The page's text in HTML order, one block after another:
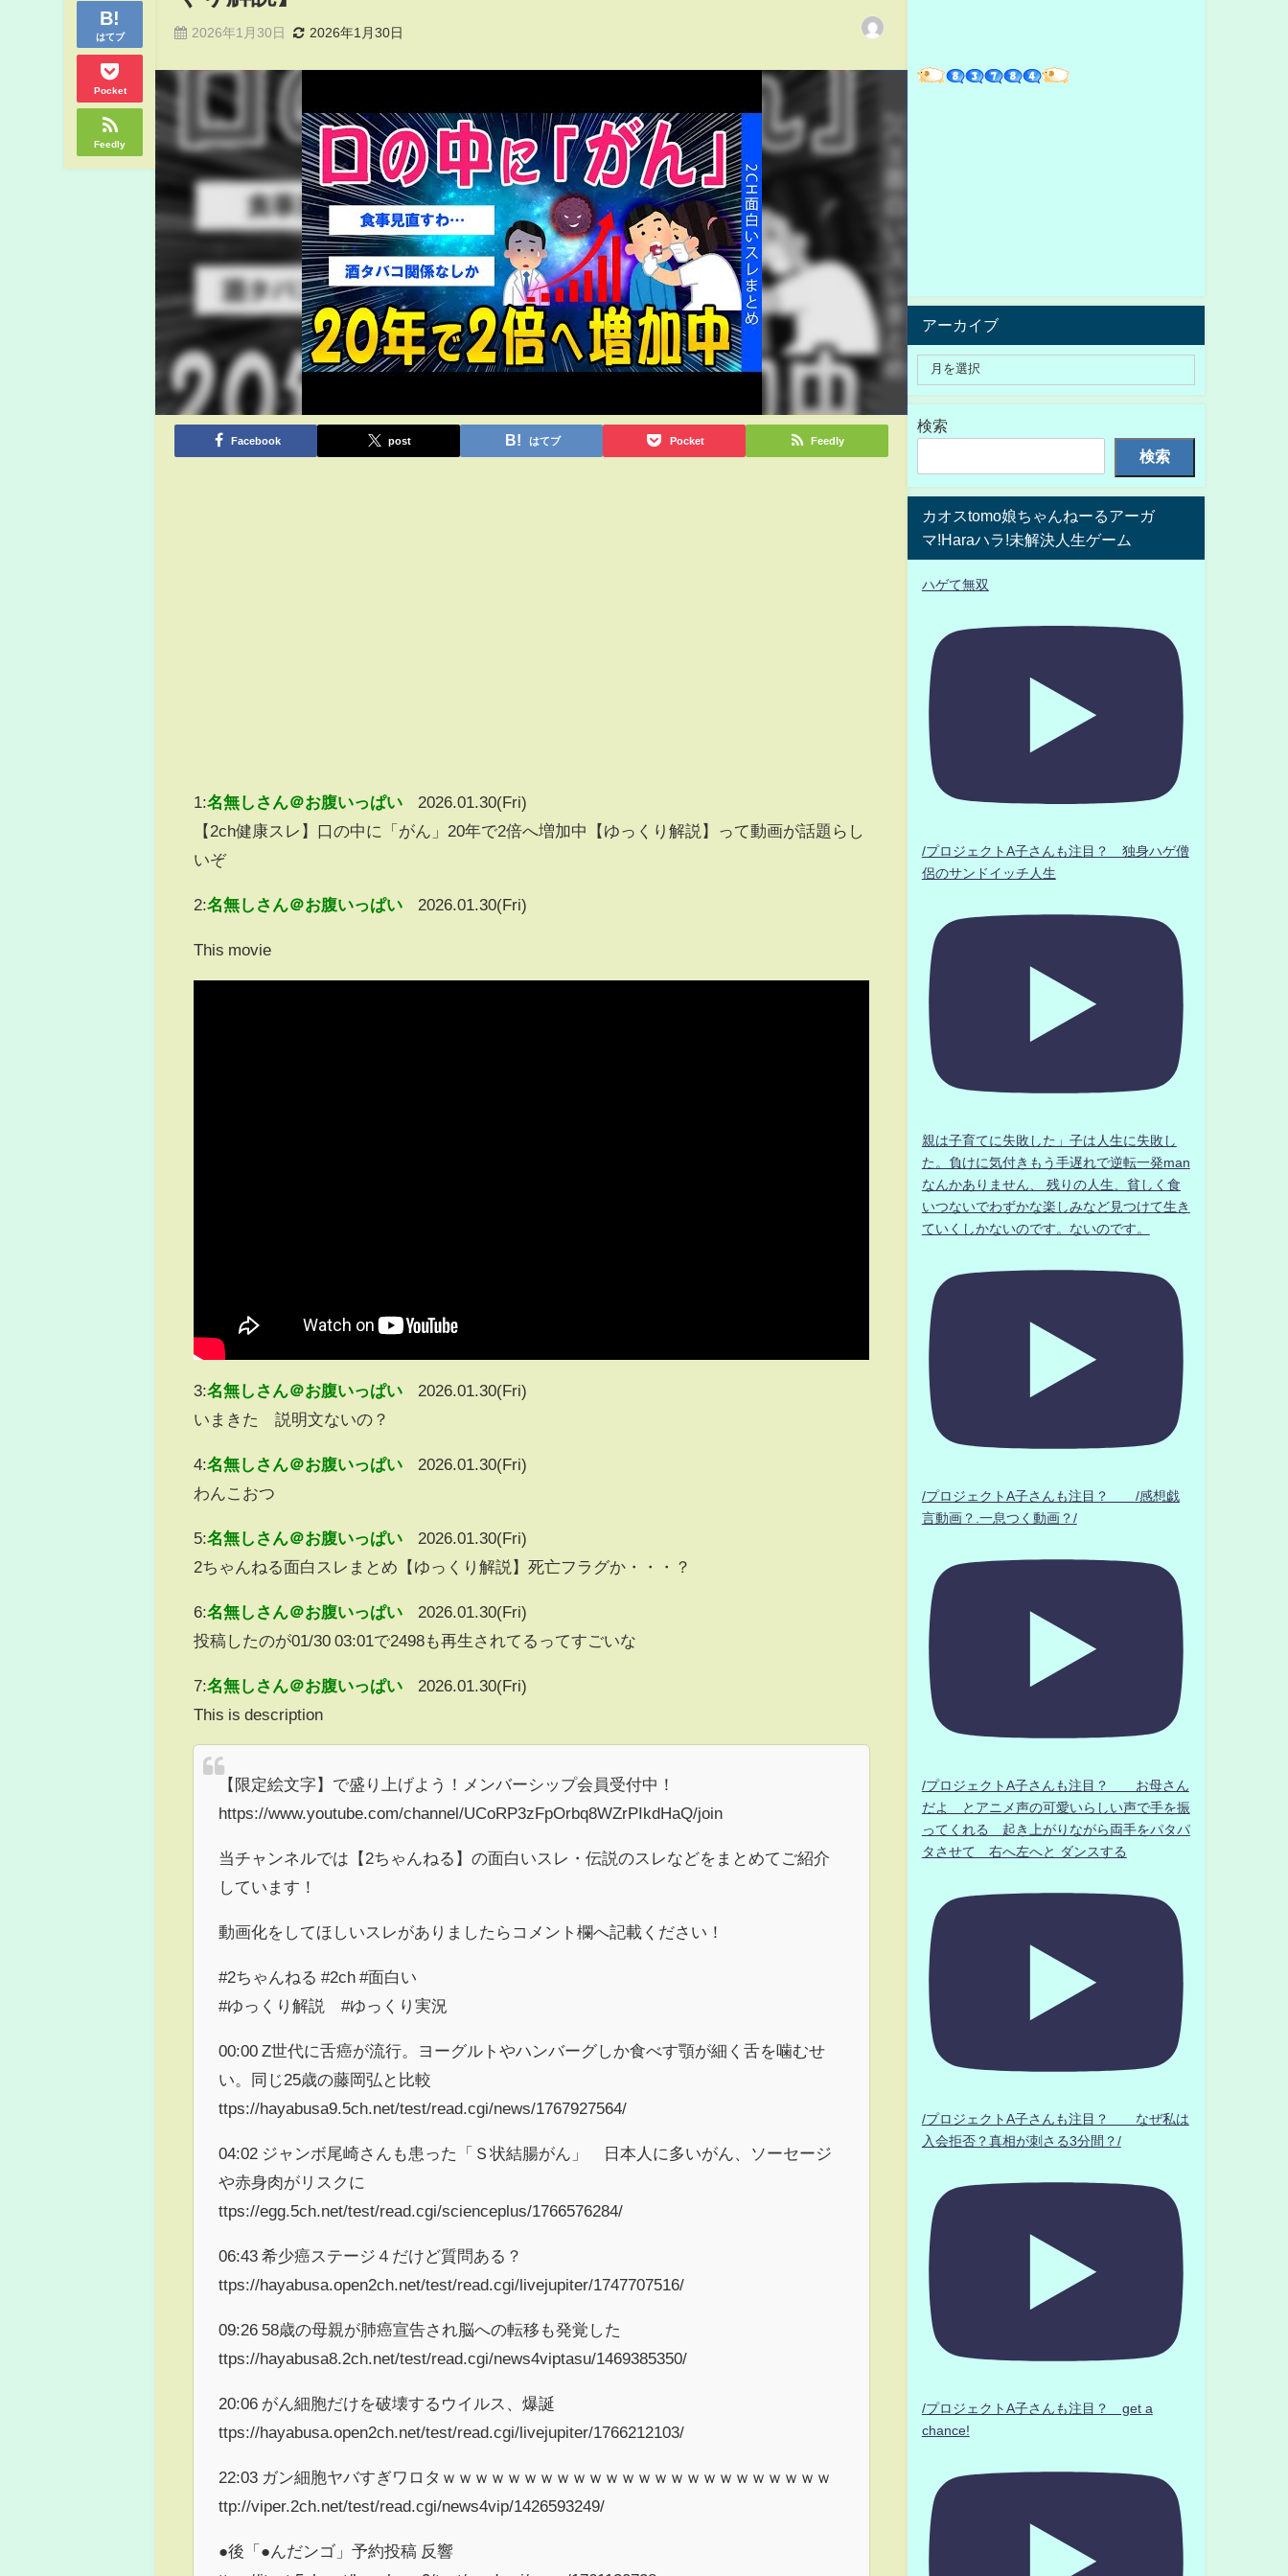
はてブ
Pocket
Feedly
2026年1月30日 2026年1月30日
Facebook post はてブ Pocket Feedly
1:名無しさん＠お腹いっぱい
2026.01.30(Fri)
【2ch健康スレ】口の中に「がん」20年で2倍へ増加中【ゆっくり解説】って動画が話題らし
いぞ
2:名無しさん＠お腹いっぱい 2026.01.30(Fri)
This movie
3:名無しさん＠お腹いっぱい
2026.01.30(Fri)
いまきた 説明文ないの？
4:名無しさん＠お腹いっぱい
2026.01.30(Fri)
わんこおつ
5:名無しさん＠お腹いっぱい
2026.01.30(Fri)
2ちゃんねる面白スレまとめ【ゆっくり解説】死亡フラグか・・・？
6:名無しさん＠お腹いっぱい
2026.01.30(Fri)
投稿したのが01/30 03:01で2498も再生されてるってすごいな
7:名無しさん＠お腹いっぱい
2026.01.30(Fri)
This is description
【限定絵文字】で盛り上げよう！メンバーシップ会員受付中！
https://www.youtube.com/channel/UCoRP3zFpOrbq8WZrPIkdHaQ/join
当チャンネルでは【2ちゃんねる】の面白いスレ・伝説のスレなどをまとめてご紹介
しています！
動画化をしてほしいスレがありましたらコメント欄へ記載ください！
#2ちゃんねる #2ch #面白い
#ゆっくり解説 #ゆっくり実況
00:00 Z世代に舌癌が流行。ヨーグルトやハンバーグしか食べす顎が細く舌を噛むせ
い。同じ25歳の藤岡弘と比較
ttps://hayabusa9.5ch.net/test/read.cgi/news/1767927564/
04:02 ジャンボ尾崎さんも患った「Ｓ状結腸がん」 日本人に多いがん、ソーセージ
や赤身肉がリスクに
ttps://egg.5ch.net/test/read.cgi/scienceplus/1766576284/
06:43 希少癌ステージ４だけど質問ある？
ttps://hayabusa.open2ch.net/test/read.cgi/livejupiter/1747707516/
09:26 58歳の母親が肺癌宣告され脳への転移も発覚した
ttps://hayabusa8.2ch.net/test/read.cgi/news4viptasu/1469385350/
20:06 がん細胞だけを破壊するウイルス、爆誕
ttps://hayabusa.open2ch.net/test/read.cgi/livejupiter/1766212103/
22:03 ガン細胞ヤバすぎワロタｗｗｗｗｗｗｗｗｗｗｗｗｗｗｗｗｗｗｗｗｗｗｗｗ
ttp://viper.2ch.net/test/read.cgi/news4vip/1426593249/
●後「●んだンゴ」予約投稿 反響
アーカイブ
検索
検索
カオスtomo娘ちゃんねーるアーガ
マ!Haraハラ!未解決人生ゲーム
ハゲて無双
/プロジェクトA子さんも注目？ 独身ハゲ僧
侶のサンドイッチ人生
親は子育てに失敗した」子は人生に失敗し
た。負けに気付きもう手遅れで逆転一発man
なんかありません、 残りの人生、貧しく食
いつないでわずかな楽しみなど見つけて生き
ていくしかないのです。ないのです。
/プロジェクトA子さんも注目？ /感想戯
言動画？.一息つく動画？/
/プロジェクトA子さんも注目？ お母さん
だよ とアニメ声の可愛いらしい声で手を振
ってくれる 起き上がりながら両手をパタパ
タさせて 右へ左へと ダンスする
/プロジェクトA子さんも注目？ なぜ私は
入会拒否？真相が刺さる3分間？/
/プロジェクトA子さんも注目？ get a
chance!